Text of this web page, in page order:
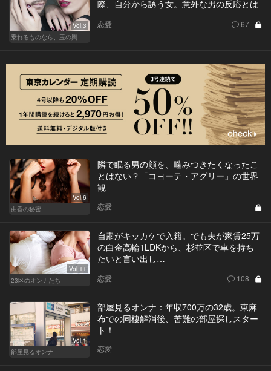
Vol.3
乗れるものなら、玉の輿
際、自分から誘う女。意外な男の反応とは
恋愛 67
Vol.6
由香の秘密
隣で眠る男の顔を、噛みつきたくなったこ
とはない？「コヨーテ・アグリー」の世界
観
恋愛
Vol.11
23区のオンナたち
自粛がキッカケで入籍。でも夫が家賃25万
の白金高輪1LDKから、杉並区で車を持ち
たいと言い出し…
恋愛 108
Vol.1
部屋見るオンナ
部屋見るオンナ：年収700万の32歳。東麻
布での同棲解消後、苦難の部屋探しスター
ト！
恋愛